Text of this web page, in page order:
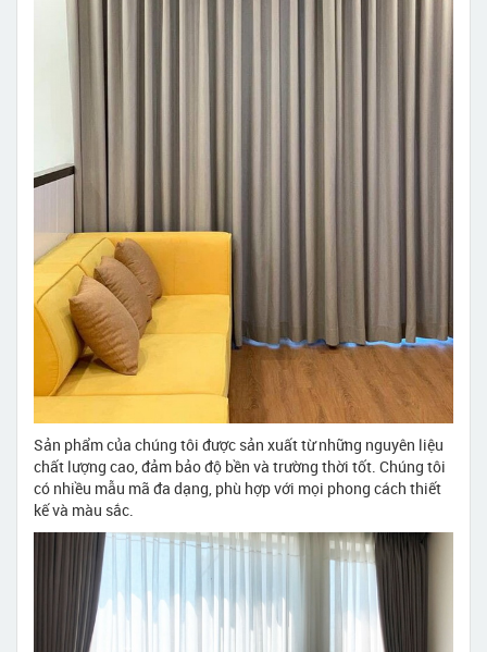
Sản phẩm của chúng tôi được sản xuất từ những nguyên liệu
chất lượng cao, đảm bảo độ bền và trường thời tốt. Chúng tôi
có nhiều mẫu mã đa dạng, phù hợp với mọi phong cách thiết
kế và màu sắc.